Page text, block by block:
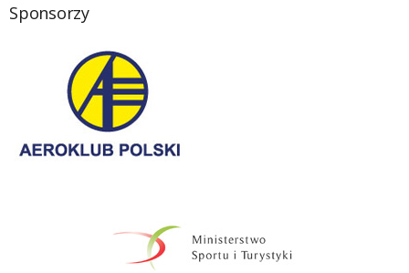
Sponsorzy